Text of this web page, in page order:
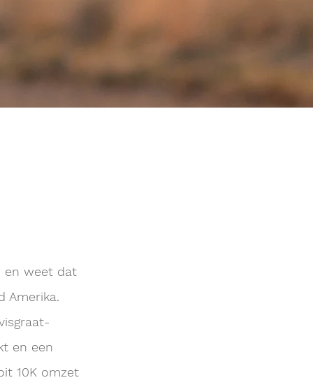
en weet dat
Amerika.
en een
10K omzet